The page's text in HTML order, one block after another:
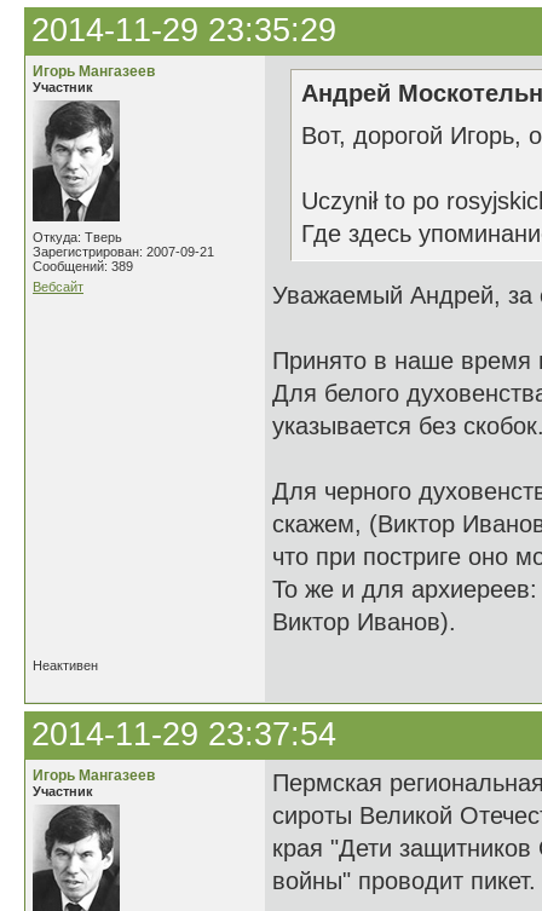
2014-11-29 23:35:29
Игорь Мангазеев
Участник
Откуда: Тверь
Зарегистрирован: 2007-09-21
Сообщений: 389
Вебсайт
Андрей
Вот, дорогой Игорь,
Uczynił to po
Где здесь
Уважаемый Андрей, за
Принято в наше время
Для белого
указывается без
Для черного
скажем, (Виктор
что при постриге оно
То же и для
Виктор Иванов).
Неактивен
2014-11-29 23:37:54
Игорь Мангазеев
Участник
Пермская
сироты Великой
края "Дети
войны" проводит пикет.